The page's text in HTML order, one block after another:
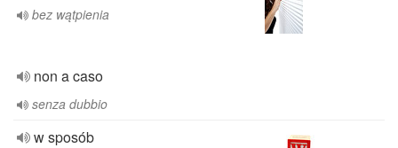
bez wątpienia
non a caso
senza dubbio
w sposób